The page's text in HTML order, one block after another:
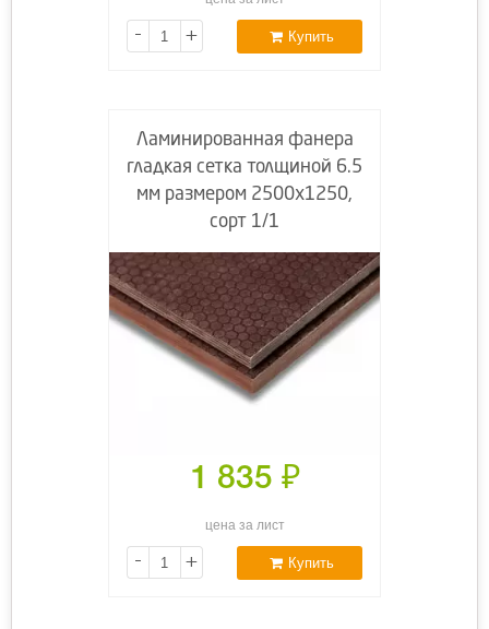
- + Купить
Ламинированная фанера
гладкая сетка толщиной 6.5
мм размером 2500х1250,
сорт 1/1
1 835 ₽
цена за лист
- + Купить